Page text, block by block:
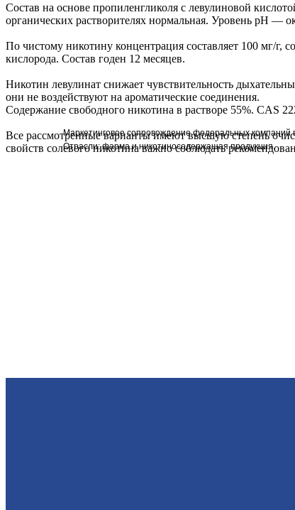
Состав на основе пропиленгликоля с левулиновой
органических растворителях нормальная. Уровень pH —
По чистому никотину концентрация составляет 100 мг/г,
кислорода. Состав годен 12 месяцев.
Никотин левулинат снижает чувствительность
они не воздействуют на ароматические соединения.
Содержание свободного никотина в растворе 55%. CAS
Все рассмотренные варианты имеют высшую степень
свойств солевого никотина важно соблюдать
Маркетинговое сопровождение федеральных
Отрасли: фарма и никотиносодержащая продукция.